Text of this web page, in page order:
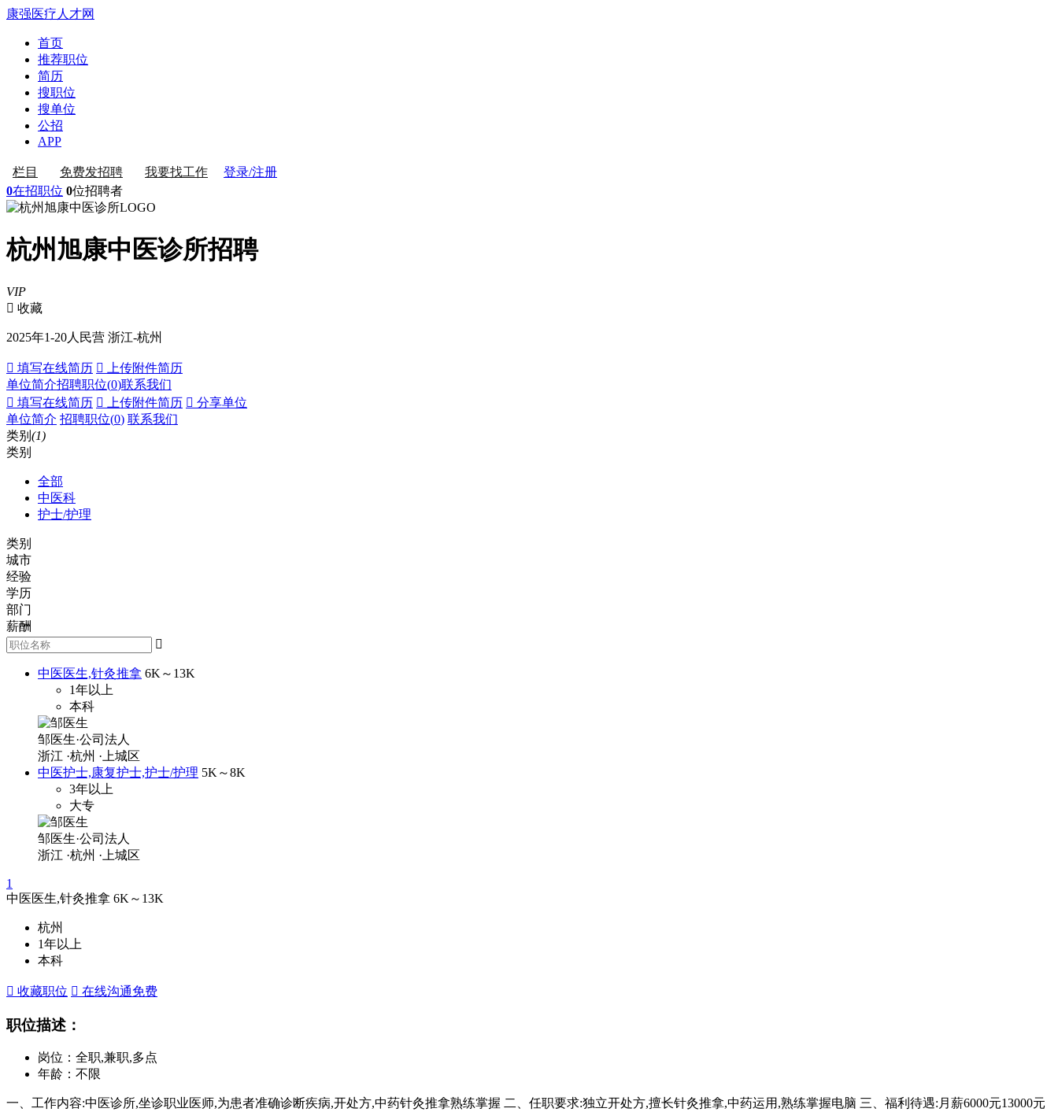
康强医疗人才网
首页
推荐职位
简历
搜职位
搜单位
公招
APP
栏目 免费发招聘 我要找工作
登录/注册
0在招职位 0位招聘者
杭州旭康中医诊所招聘
VIP
 收藏
2025年1-20人 民营 浙江-杭州
 填写在线简历  上传附件简历
单位简介招聘职位(0)联系我们
 填写在线简历  上传附件简历  分享单位
单位简介 招聘职位(0) 联系我们
类别 (1)
类别
全部
中医科
护士/护理
类别
城市
经验
学历
部门
薪酬

中医医生,针灸推拿 6K～13K
1年以上
本科
邹医生·公司法人
浙江 ·杭州 ·上城区
中医护士,康复护士,护士/护理 5K～8K
3年以上
大专
邹医生·公司法人
浙江 ·杭州 ·上城区
1
中医医生,针灸推拿 6K～13K
杭州
1年以上
本科
 收藏职位  在线沟通免费
职位描述：
岗位：全职,兼职,多点
年龄：不限
一、工作内容:中医诊所,坐诊职业医师,为患者准确诊断疾病,开处方,中药针灸推拿熟练掌握 二、任职要求:独立开处方,擅长针灸推拿,中药运用,熟练掌握电脑 三、福利待遇:月薪6000元13000元